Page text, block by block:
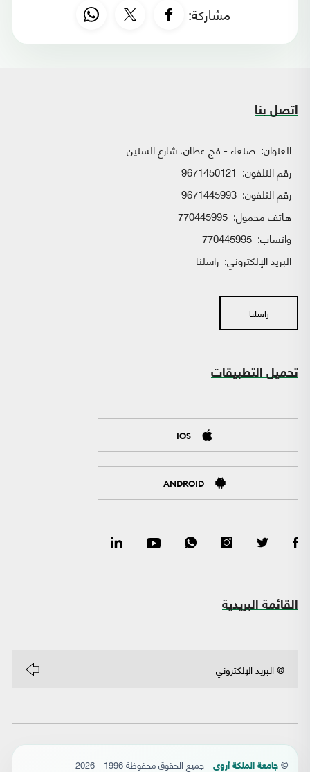
مشاركة:
اتصل بنا
العنوان: صنعاء - فج عطان، شارع الستين
رقم التلفون: 9671450121
رقم التلفون: 9671445993
هاتف محمول: 770445995
واتساب:
البريد الإلكتروني: راسلنا
راسلنا
تحميل التطبيقات
IOS
ANDROID
القائمة البريدية
© جامعة الملكة أروى - جميع الحقوق محفوظة 1996 - 2026